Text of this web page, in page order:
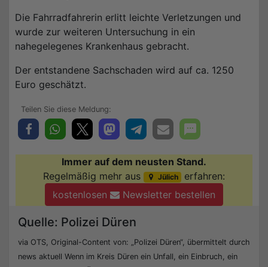
Die Fahrradfahrerin erlitt leichte Verletzungen und
wurde zur weiteren Untersuchung in ein
nahegelegenes Krankenhaus gebracht.
Der entstandene Sachschaden wird auf ca. 1250
Euro geschätzt.
Immer auf dem neusten Stand.
Regelmäßig mehr aus
Jülich erfahren:
kostenlosen
Newsletter bestellen
Quelle: Polizei Düren
via OTS, Original-Content von: „Polizei Düren“, übermittelt durch
news aktuell Wenn im Kreis Düren ein Unfall, ein Einbruch, ein